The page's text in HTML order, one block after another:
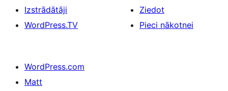
Izstrādātāji
WordPress.TV
Ziedot
Pieci nākotnei
WordPress.com
Matt